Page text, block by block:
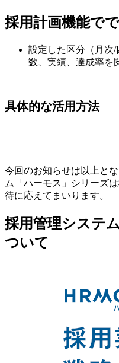
採用計画機能で
設定した区分（月次
数、実績、達成率を
具体的な活用方法
今回のお知らせは以上と
ム「ハーモス」シリーズ
待に応えてまいります。
採用管理システ
ついて